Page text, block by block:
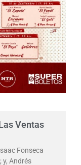
Ventas
Fonseca
y, Andrés